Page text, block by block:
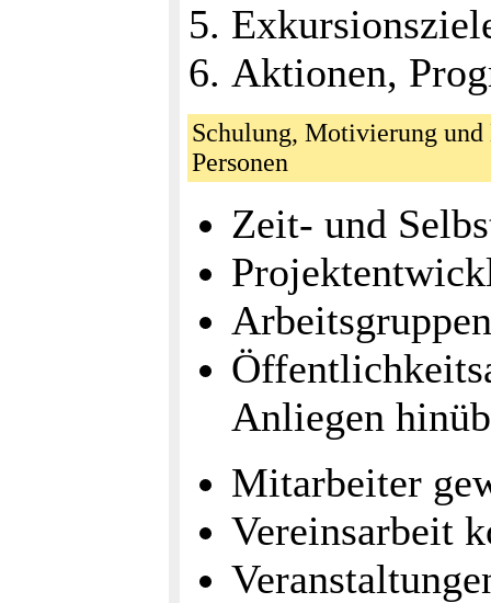
Aktionen,
Schulung, Motivierung
Personen
Zeit- und
Anliegen
Mitarbeiter
Vereinsarbeit